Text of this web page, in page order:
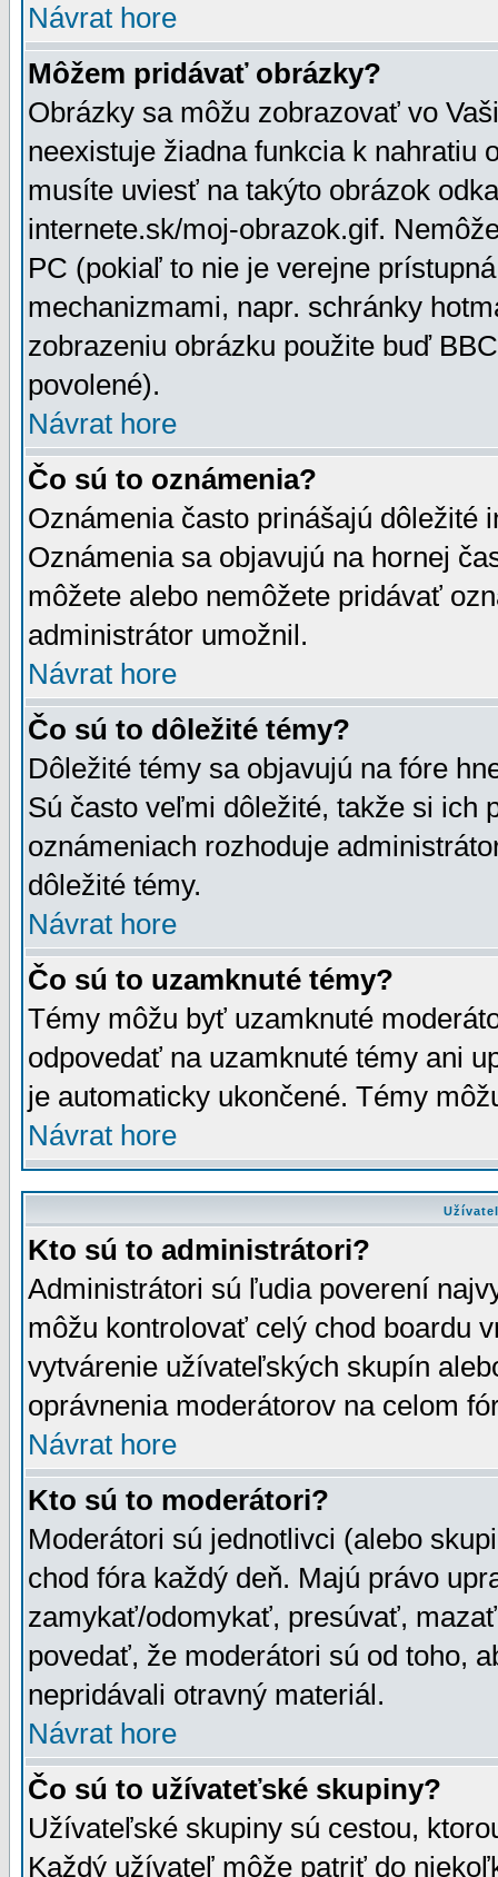
Návrat hore
Môžem pridávať obrázky?
Obrázky sa môžu zobrazovať vo
neexistuje žiadna funkcia k nahratiu
musíte uviesť na takýto obrázok
internete.sk/moj-obrazok.gif.
PC (pokiaľ to nie je verejne
mechanizmami, napr. schránky
zobrazeniu obrázku použite buď
povolené).
Návrat hore
Čo sú to oznámenia?
Oznámenia často prinášajú dôležité
Oznámenia sa objavujú na hornej
môžete alebo nemôžete pridávať
administrátor umožnil.
Návrat hore
Čo sú to dôležité témy?
Dôležité témy sa objavujú na fóre
Sú často veľmi dôležité, takže si ich
oznámeniach rozhoduje
dôležité témy.
Návrat hore
Čo sú to uzamknuté témy?
Témy môžu byť uzamknuté
odpovedať na uzamknuté témy ani
je automaticky ukončené. Témy
Návrat hore
Kto sú to administrátori?
Administrátori sú ľudia poverení
môžu kontrolovať celý chod boardu
vytvárenie užívateľských skupín
oprávnenia moderátorov na celom
Návrat hore
Kto sú to moderátori?
Moderátori sú jednotlivci (alebo
chod fóra každý deň. Majú právo
zamykať/odomykať, presúvať,
povedať, že moderátori sú od toho,
nepridávali otravný materiál.
Návrat hore
Čo sú to užívateťské skupiny?
Užívateľské skupiny sú cestou,
Každý užívateľ môže patriť do